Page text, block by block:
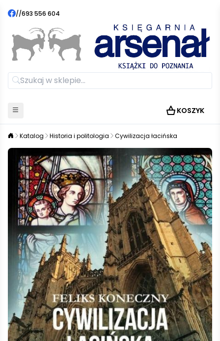
//693 556 604
KOSZYK
Katalog Historia i politologia Cywilizacja łacińska